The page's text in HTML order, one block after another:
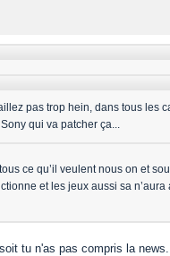
pas trop hein, dans tous les
qui va patcher ça...
ce qu’il veulent nous on et
et les jeux aussi sa n’aura
tu n'as pas compris la